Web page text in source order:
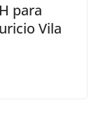
para
Vila